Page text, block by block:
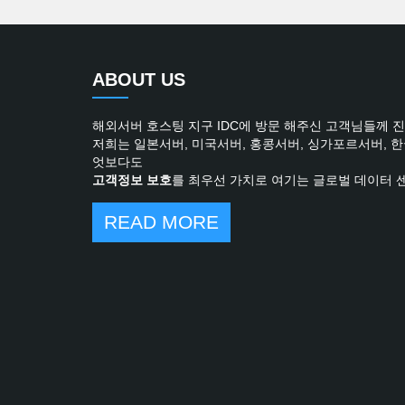
ABOUT US
해외서버 호스팅 지구 IDC에 방문 해주신 고객님들께
저희는 일본서버, 미국서버, 홍콩서버, 싱가포르서버,
엇보다도
고객정보 보호를 최우선 가치로 여기는 글로벌 데이터
READ MORE